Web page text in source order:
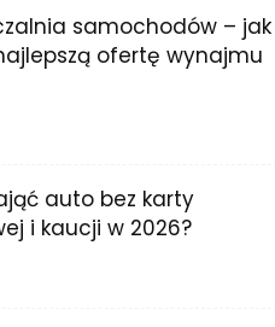
samochodów – jak
ofertę wynajmu
auto bez karty
i kaucji w 2026?